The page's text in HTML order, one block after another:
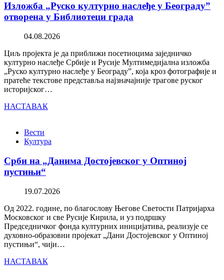
Изложба „Руско културно наслеђе у Београду”
отворена у Библиотеци града
04.08.2026
Циљ пројекта је да приближи посетиоцима заједничко
културно наслеђе Србије и Русије Мултимедијална изложба
„Руско културно наслеђе у Београду”, која кроз фотографије и
пратеће текстове представља најзначајније трагове руског
историјског…
НАСТАВАК
Вести
Култура
Срби на „Данима Достојевског у Оптиној
пустињи“
19.07.2026
Од 2022. године, по благослову Његове Светости Патријарха
Московског и све Русије Кирила, и уз подршку
Председничког фонда културних иницијатива, реализује се
духовно-образовни пројекат „Дани Достојевског у Оптиној
пустињи“, чији…
НАСТАВАК